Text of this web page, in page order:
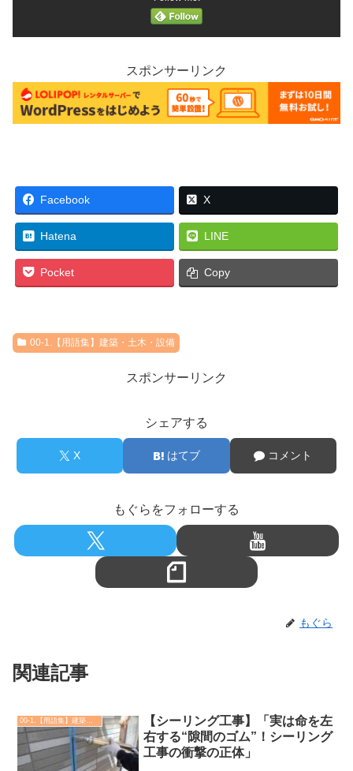
スポンサーリンク
Facebook X
Hatena LINE
Pocket Copy
00-1.【用語集】建築・土木・設備
スポンサーリンク
シェアする
X はてブ コメント
もぐらをフォローする
もぐら
関連記事
【シーリング工事】「実は命を左
右する“隙間のゴム”！シーリング
工事の衝撃の正体」